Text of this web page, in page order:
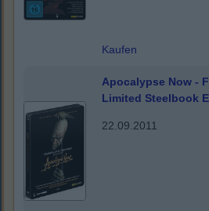
Kaufen
Apocalypse Now -
Limited Steelbook
22.09.2011